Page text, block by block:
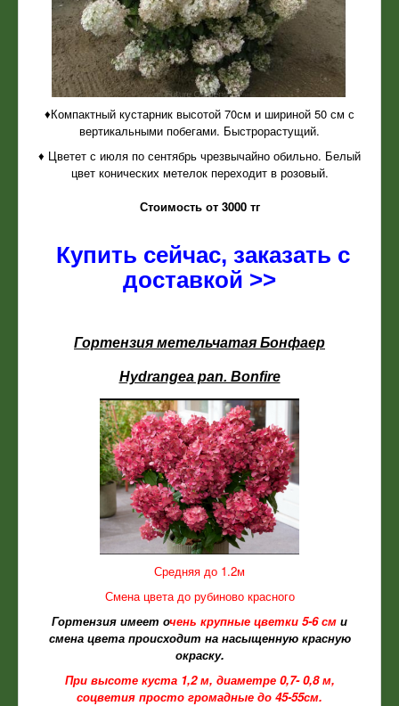
♦Компактный кустарник высотой 70см и шириной 50 см с
вертикальными побегами. Быстрорастущий.
♦ Цветет с июля по сентябрь чрезвычайно обильно. Белый
цвет конических метелок переходит в розовый.
Стоимость от 3000 тг
Купить сейчас, заказать с
доставкой >>
Гортензия метельчатая Бонфаер
Hydrangea pan. Bonfire
Средняя до 1.2м
Смена цвета до рубиново красного
Гортензия имеет очень крупные цветки 5-6 см и
смена цвета происходит на насыщенную красную
окраску.
При высоте куста 1,2 м, диаметре 0,7- 0,8 м,
соцветия просто громадные до 45-55см.